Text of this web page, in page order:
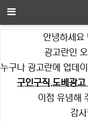
안녕하세요
광고란인
누구나 광고란에 업데
구인구직.도베광고
이점 유념해
감
메뉴
2025년 10월 09
작성자 정보
벳프리
컨텐츠 정보
2,469조회
2025